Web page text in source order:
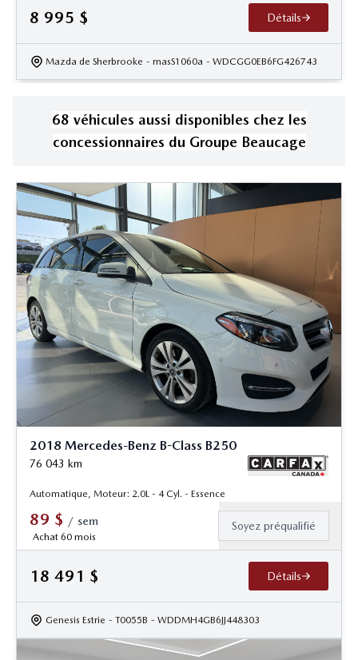
8 995 $ Détails
Mazda de Sherbrooke - masS1060a - WDCGG0EB6FG426743
68 véhicules aussi disponibles chez les
concessionnaires du Groupe Beaucage
2018 Mercedes-Benz B-Class B250
76 043 km
Automatique, Moteur: 2.0L - 4 Cyl. - Essence
89 $ / sem
Achat 60 mois
Soyez préqualifié
18 491 $ Détails
Genesis Estrie - T0055B - WDDMH4GB6JJ448303